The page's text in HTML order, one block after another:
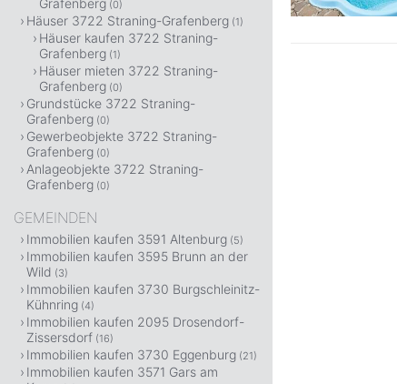
Grafenberg (0)
Häuser 3722 Straning-Grafenberg (1)
Häuser kaufen 3722 Straning-
Grafenberg (1)
Häuser mieten 3722 Straning-
Grafenberg (0)
Grundstücke 3722 Straning-
Grafenberg (0)
Gewerbeobjekte 3722 Straning-
Grafenberg (0)
Anlageobjekte 3722 Straning-
Grafenberg (0)
GEMEINDEN
Immobilien kaufen 3591 Altenburg (5)
Immobilien kaufen 3595 Brunn an der
Wild (3)
Immobilien kaufen 3730 Burgschleinitz-
Kühnring (4)
Immobilien kaufen 2095 Drosendorf-
Zissersdorf (16)
Immobilien kaufen 3730 Eggenburg (21)
Immobilien kaufen 3571 Gars am